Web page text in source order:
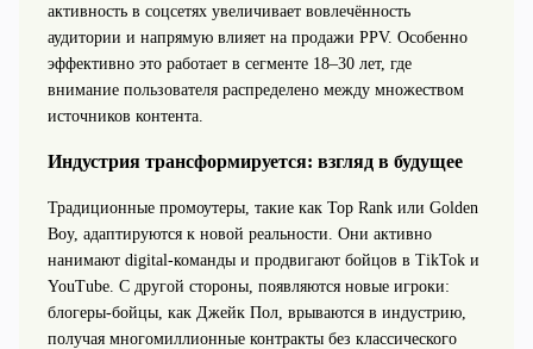
активность в соцсетях увеличивает вовлечённость
аудитории и напрямую влияет на продажи PPV. Особенно
эффективно это работает в сегменте 18–30 лет, где
внимание пользователя распределено между множеством
источников контента.
Индустрия трансформируется: взгляд в будущее
Традиционные промоутеры, такие как Top Rank или Golden
Boy, адаптируются к новой реальности. Они активно
нанимают digital-команды и продвигают бойцов в TikTok и
YouTube. С другой стороны, появляются новые игроки:
блогеры-бойцы, как Джейк Пол, врываются в индустрию,
получая многомиллионные контракты без классического